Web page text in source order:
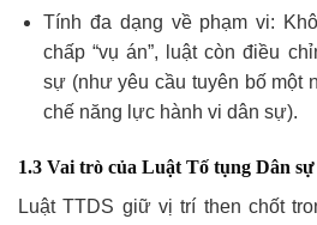
Tính đa dạng về phạm vi:
chấp “vụ án”, luật còn điều
sự (như yêu cầu tuyên bố một
chế năng lực hành vi dân sự).
1.3 Vai trò của Luật Tố tụng Dân sự
Luật TTDS giữ vị trí then chốt